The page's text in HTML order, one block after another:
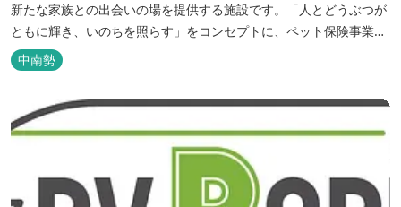
新たな家族との出会いの場を提供する施設です。「人とどうぶつが
ともに輝き、いのちを照らす」をコンセプトに、ペット保険事業を
行うアニコムグループが運営します。また、本施設では、飼い主様
と一緒にVISONへ訪れたペットを一時的にお預かりするペットホテ
ルをご用意しているほか、広々...
中南勢